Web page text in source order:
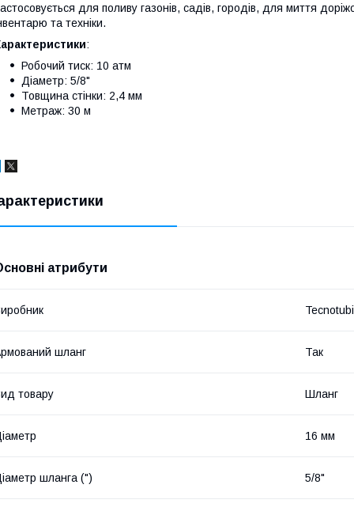
для поливу газонів, садів, городів, для миття
та техніки.
:
Робочий тиск: 10 атм
Діаметр: 5/8"
Товщина стінки: 2,4 мм
Метраж: 30 м
атрибути
Tecnotubi
шланг Так
товару Шланг
16 мм
шланга (") 5/8"